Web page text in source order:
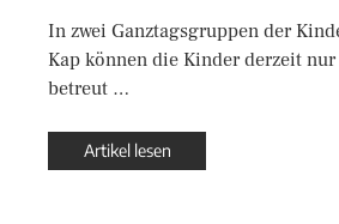
In zwei Ganztagsgruppen der
Kap können die Kinder derzeit
betreut …
Artikel lesen